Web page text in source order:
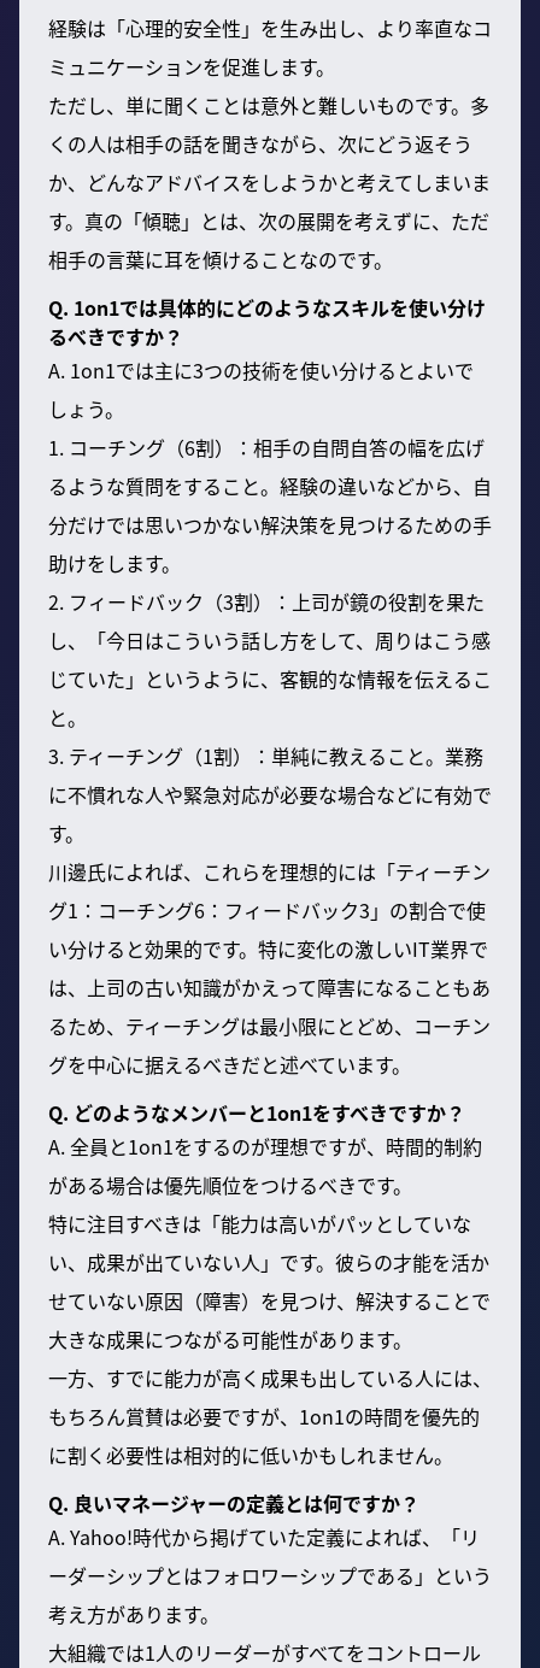
経験は「心理的安全性」を生み出し、より率直なコ
ミュニケーションを促進します。
ただし、単に聞くことは意外と難しいものです。多
くの人は相手の話を聞きながら、次にどう返そう
か、どんなアドバイスをしようかと考えてしまいま
す。真の「傾聴」とは、次の展開を考えずに、ただ
相手の言葉に耳を傾けることなのです。
Q. 1on1では具体的にどのようなスキルを使い分け
るべきですか？
A. 1on1では主に3つの技術を使い分けるとよいで
しょう。
1. コーチング（6割）：相手の自問自答の幅を広げ
るような質問をすること。経験の違いなどから、自
分だけでは思いつかない解決策を見つけるための手
助けをします。
2. フィードバック（3割）：上司が鏡の役割を果た
し、「今日はこういう話し方をして、周りはこう感
じていた」というように、客観的な情報を伝えるこ
と。
3. ティーチング（1割）：単純に教えること。業務
に不慣れな人や緊急対応が必要な場合などに有効で
す。
川邊氏によれば、これらを理想的には「ティーチン
グ1：コーチング6：フィードバック3」の割合で使
い分けると効果的です。特に変化の激しいIT業界で
は、上司の古い知識がかえって障害になることもあ
るため、ティーチングは最小限にとどめ、コーチン
グを中心に据えるべきだと述べています。
Q. どのようなメンバーと1on1をすべきですか？
A. 全員と1on1をするのが理想ですが、時間的制約
がある場合は優先順位をつけるべきです。
特に注目すべきは「能力は高いがパッとしていな
い、成果が出ていない人」です。彼らの才能を活か
せていない原因（障害）を見つけ、解決することで
大きな成果につながる可能性があります。
一方、すでに能力が高く成果も出している人には、
もちろん賞賛は必要ですが、1on1の時間を優先的
に割く必要性は相対的に低いかもしれません。
Q. 良いマネージャーの定義とは何ですか？
A. Yahoo!時代から掲げていた定義によれば、「リ
ーダーシップとはフォロワーシップである」という
考え方があります。
大組織では1人のリーダーがすべてをコントロール